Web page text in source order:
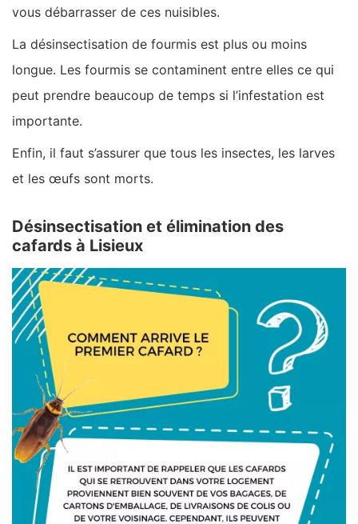
vous débarrasser de ces nuisibles.
La désinsectisation de fourmis est plus ou moins
longue. Les fourmis se contaminent entre elles ce qui
peut prendre beaucoup de temps si l’infestation est
importante.
Enfin, il faut s’assurer que tous les insectes, les larves
et les œufs sont morts.
Désinsectisation et élimination des
cafards à Lisieux